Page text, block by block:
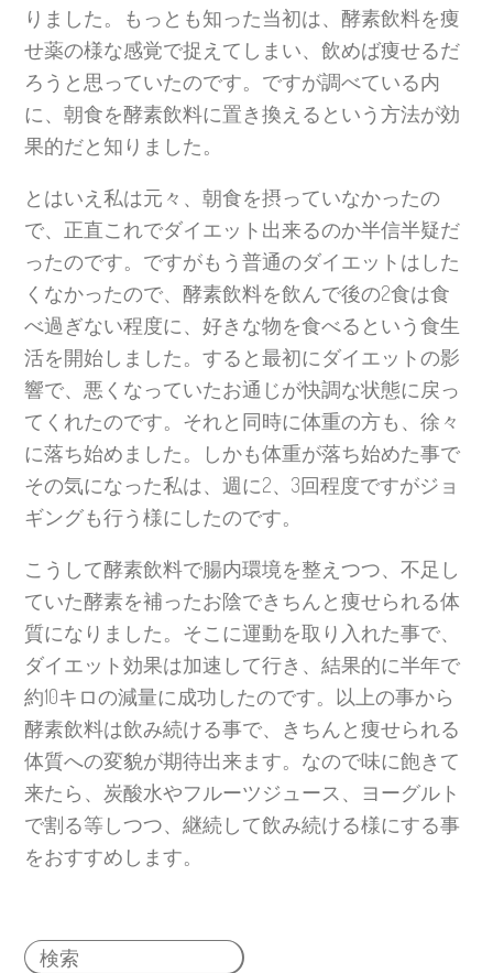
りました。もっとも知った当初は、酵素飲料を痩
せ薬の様な感覚で捉えてしまい、飲めば痩せるだ
ろうと思っていたのです。ですが調べている内
に、朝食を酵素飲料に置き換えるという方法が効
果的だと知りました。
とはいえ私は元々、朝食を摂っていなかったの
で、正直これでダイエット出来るのか半信半疑だ
ったのです。ですがもう普通のダイエットはした
くなかったので、酵素飲料を飲んで後の2食は食
べ過ぎない程度に、好きな物を食べるという食生
活を開始しました。すると最初にダイエットの影
響で、悪くなっていたお通じが快調な状態に戻っ
てくれたのです。それと同時に体重の方も、徐々
に落ち始めました。しかも体重が落ち始めた事で
その気になった私は、週に2、3回程度ですがジョ
ギングも行う様にしたのです。
こうして酵素飲料で腸内環境を整えつつ、不足し
ていた酵素を補ったお陰できちんと痩せられる体
質になりました。そこに運動を取り入れた事で、
ダイエット効果は加速して行き、結果的に半年で
約10キロの減量に成功したのです。以上の事から
酵素飲料は飲み続ける事で、きちんと痩せられる
体質への変貌が期待出来ます。なので味に飽きて
来たら、炭酸水やフルーツジュース、ヨーグルト
で割る等しつつ、継続して飲み続ける様にする事
をおすすめします。